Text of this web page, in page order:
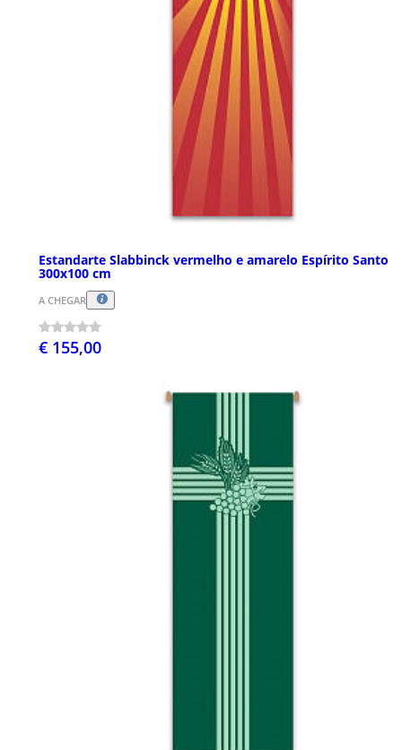
Estandarte Slabbinck vermelho e amarelo Espírito Santo
300x100 cm
A CHEGAR
€ 155,00